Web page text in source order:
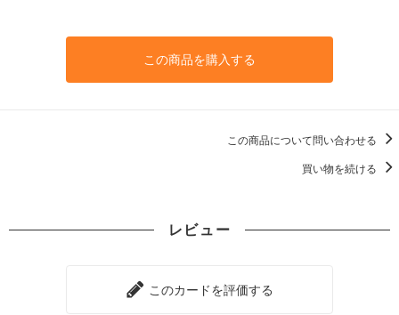
この商品を購入する
この商品について問い合わせる
買い物を続ける
レビュー
このカードを評価する